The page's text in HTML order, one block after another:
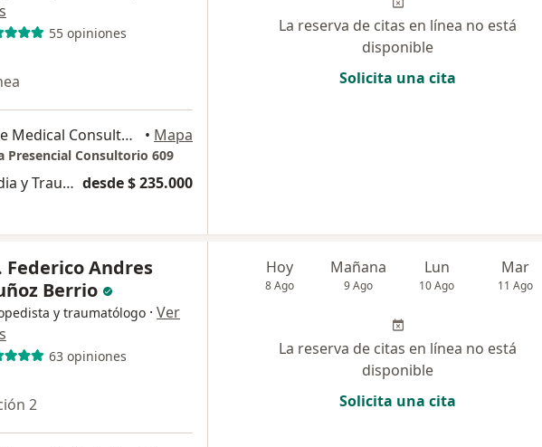
55 opiniones
Calle 7 # 39-107 Torre Medical Consultorio 609, Medellín • Mapa
Presencial Consultorio 609
Consulta de Ortopedia y Traumatología desde $ 235.000
La reserva de citas en línea no está
disponible
Solicita una cita
Federico Andres
Berrio
y traumatólogo · Ver
63 opiniones
2
Hoy
8 Ago
Mañana
9 Ago
Lun
10 Ago
Mar
11 Ago
La reserva de citas en línea no está
disponible
Solicita una cita